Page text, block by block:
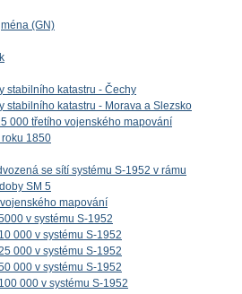
(GN)
stabilního katastru - Čechy
stabilního katastru - Morava a Slezsko
000 třetího vojenského mapování
1850
se sítí systému S-1952 v rámu
SM 5
mapování
v systému S-1952
000 v systému S-1952
000 v systému S-1952
000 v systému S-1952
000 v systému S-1952